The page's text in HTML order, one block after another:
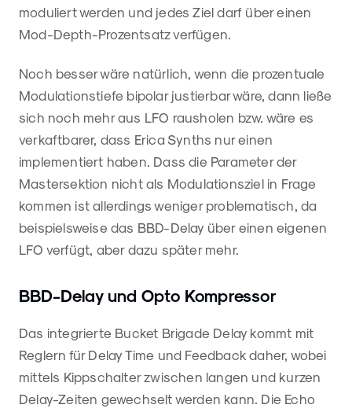
moduliert werden und jedes Ziel darf über einen
Mod-Depth-Prozentsatz verfügen.
Noch besser wäre natürlich, wenn die prozentuale
Modulationstiefe bipolar justierbar wäre, dann ließe
sich noch mehr aus LFO rausholen bzw. wäre es
verkaftbarer, dass Erica Synths nur einen
implementiert haben. Dass die Parameter der
Mastersektion nicht als Modulationsziel in Frage
kommen ist allerdings weniger problematisch, da
beispielsweise das BBD-Delay über einen eigenen
LFO verfügt, aber dazu später mehr.
BBD-Delay und Opto Kompressor
Das integrierte Bucket Brigade Delay kommt mit
Reglern für Delay Time und Feedback daher, wobei
mittels Kippschalter zwischen langen und kurzen
Delay-Zeiten gewechselt werden kann. Die Echo